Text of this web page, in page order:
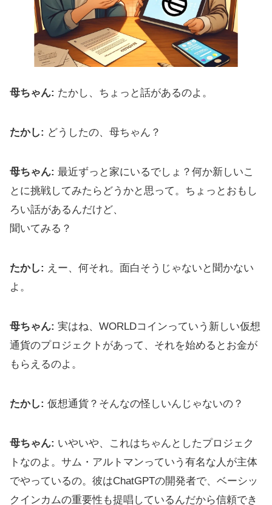
母ちゃん: たかし、ちょっと話があるのよ。
たかし: どうしたの、母ちゃん？
母ちゃん: 最近ずっと家にいるでしょ？何か新しいこ
とに挑戦してみたらどうかと思って。ちょっとおもし
ろい話があるんだけど、
聞いてみる？
たかし: えー、何それ。面白そうじゃないと聞かない
よ。
母ちゃん: 実はね、WORLDコインっていう新しい仮想
通貨のプロジェクトがあって、それを始めるとお金が
もらえるのよ。
たかし: 仮想通貨？そんなの怪しいんじゃないの？
母ちゃん: いやいや、これはちゃんとしたプロジェク
トなのよ。サム・アルトマンっていう有名な人が主体
でやっているの。彼はChatGPTの開発者で、ベーシッ
クインカムの重要性も提唱しているんだから信頼でき